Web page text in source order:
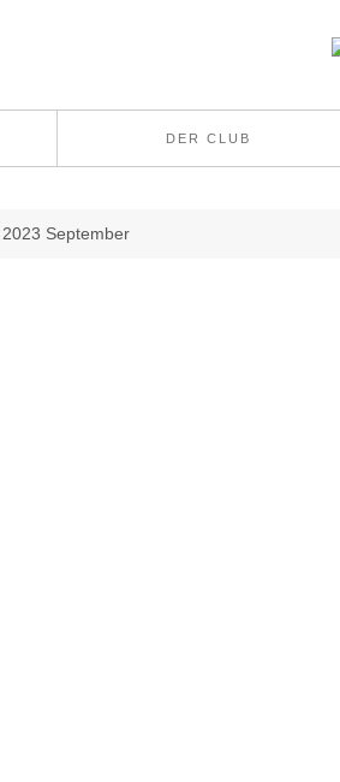
DER CLUB
2023 September